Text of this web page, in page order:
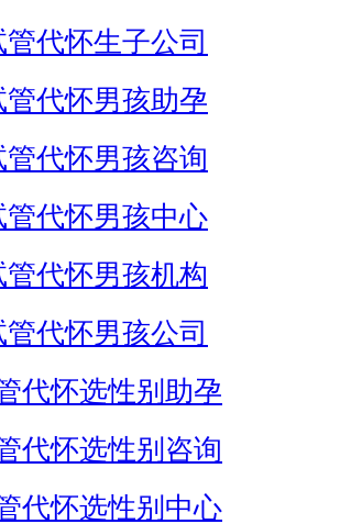
管代怀生子公司
管代怀男孩助孕
管代怀男孩咨询
管代怀男孩中心
管代怀男孩机构
管代怀男孩公司
代怀选性别助孕
代怀选性别咨询
代怀选性别中心